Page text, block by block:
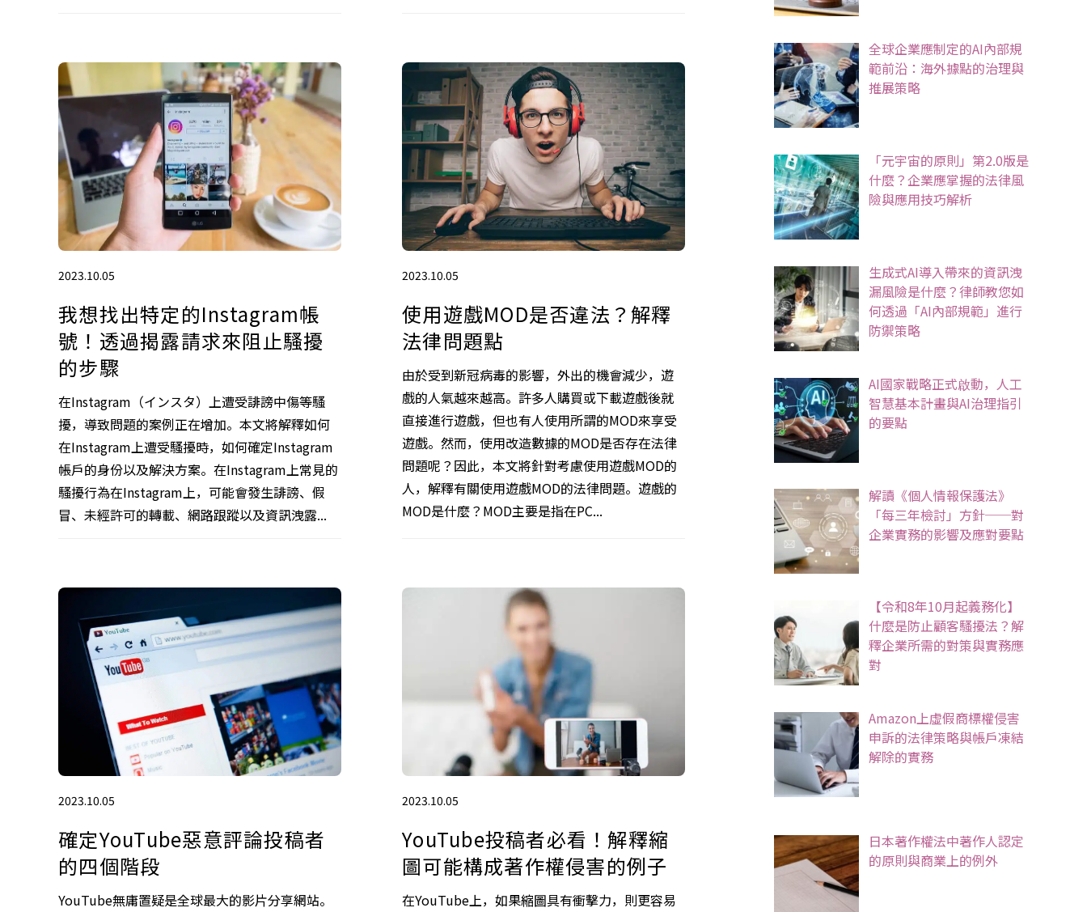
2023.10.05
我想找出特定的Instagram帳
號！透過揭露請求來阻止騷擾
的步驟
在Instagram（インスタ）上遭受誹謗中傷等騷
擾，導致問題的案例正在增加。本文將解釋如何
在Instagram上遭受騷擾時，如何確定Instagram
帳戶的身份以及解決方案。在Instagram上常見的
騷擾行為在Instagram上，可能會發生誹謗、假
冒、未經許可的轉載、網路跟蹤以及資訊洩露...
2023.10.05
使用遊戲MOD是否違法？解釋
法律問題點
由於受到新冠病毒的影響，外出的機會減少，遊
戲的人氣越來越高。許多人購買或下載遊戲後就
直接進行遊戲，但也有人使用所謂的MOD來享受
遊戲。然而，使用改造數據的MOD是否存在法律
問題呢？因此，本文將針對考慮使用遊戲MOD的
人，解釋有關使用遊戲MOD的法律問題。遊戲的
MOD是什麼？MOD主要是指在PC...
2023.10.05
確定YouTube惡意評論投稿者
的四個階段
YouTube無庸置疑是全球最大的影片分享網站。
2023.10.05
YouTube投稿者必看！解釋縮
圖可能構成著作權侵害的例子
在YouTube上，如果縮圖具有衝擊力，則更容易
全球企業應制定的AI內部規
範前沿：海外據點的治理與
推展策略
「元宇宙的原則」第2.0版是
什麼？企業應掌握的法律風
險與應用技巧解析
生成式AI導入帶來的資訊洩
漏風險是什麼？律師教您如
何透過「AI內部規範」進行
防禦策略
AI國家戰略正式啟動，人工
智慧基本計畫與AI治理指引
的要點
解讀《個人情報保護法》
「每三年檢討」方針──對
企業實務的影響及應對要點
【令和8年10月起義務化】
什麼是防止顧客騷擾法？解
釋企業所需的對策與實務應
對
Amazon上虛假商標權侵害
申訴的法律策略與帳戶凍結
解除的實務
日本著作權法中著作人認定
的原則與商業上的例外